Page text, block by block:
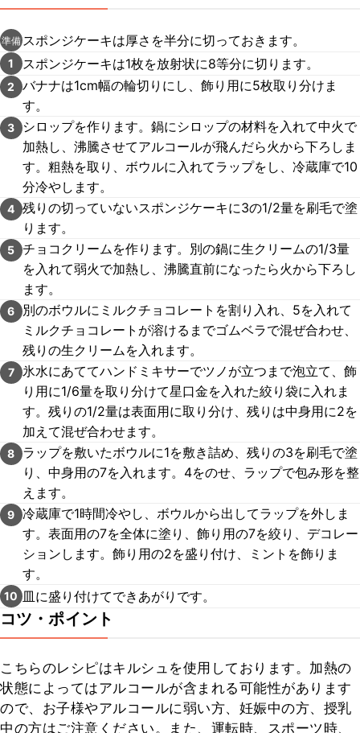
準備 スポンジケーキは厚さを半分に切っておきます。
1 スポンジケーキは1枚を放射状に8等分に切ります。
2
バナナは1cm幅の輪切りにし、飾り用に5枚取り分けま
す。
3
シロップを作ります。鍋にシロップの材料を入れて中火で
加熱し、沸騰させてアルコールが飛んだら火から下ろしま
す。粗熱を取り、ボウルに入れてラップをし、冷蔵庫で10
分冷やします。
4 残りの切っていないスポンジケーキに3の1/2量を刷毛で塗
ります。
5 チョコクリームを作ります。別の鍋に生クリームの1/3量
を入れて弱火で加熱し、沸騰直前になったら火から下ろし
ます。
6
別のボウルにミルクチョコレートを割り入れ、5を入れて
ミルクチョコレートが溶けるまでゴムベラで混ぜ合わせ、
残りの生クリームを入れます。
7 氷水にあててハンドミキサーでツノが立つまで泡立て、飾
り用に1/6量を取り分けて星口金を入れた絞り袋に入れま
す。残りの1/2量は表面用に取り分け、残りは中身用に2を
加えて混ぜ合わせます。
8
ラップを敷いたボウルに1を敷き詰め、残りの3を刷毛で塗
り、中身用の7を入れます。4をのせ、ラップで包み形を整
えます。
9 冷蔵庫で1時間冷やし、ボウルから出してラップを外しま
す。表面用の7を全体に塗り、飾り用の7を絞り、デコレー
ションします。飾り用の2を盛り付け、ミントを飾りま
す。
10 皿に盛り付けてできあがりです。
コツ・ポイント
こちらのレシピはキルシュを使用しております。加熱の
状態によってはアルコールが含まれる可能性があります
ので、お子様やアルコールに弱い方、妊娠中の方、授乳
中の方はご注意ください。また、運転時、スポーツ時、